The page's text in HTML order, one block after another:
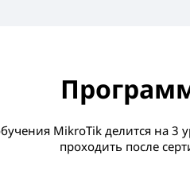
MikroTik делится на
проходить после